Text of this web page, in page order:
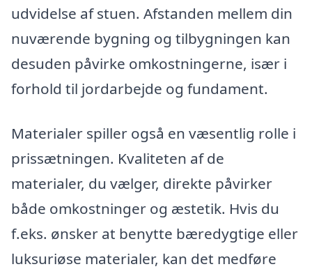
udvidelse af stuen. Afstanden mellem din
nuværende bygning og tilbygningen kan
desuden påvirke omkostningerne, især i
forhold til jordarbejde og fundament.
Materialer spiller også en væsentlig rolle i
prissætningen. Kvaliteten af de
materialer, du vælger, direkte påvirker
både omkostninger og æstetik. Hvis du
f.eks. ønsker at benytte bæredygtige eller
luksuriøse materialer, kan det medføre